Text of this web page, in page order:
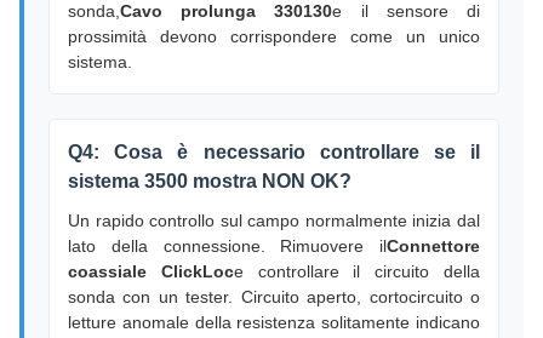
sonda,Cavo prolunga 330130e il sensore di
prossimità devono corrispondere come un unico
sistema.
Q4: Cosa è necessario controllare se il
sistema 3500 mostra NON OK?
Un rapido controllo sul campo normalmente inizia dal
lato della connessione. Rimuovere ilConnettore
coassiale ClickLoce controllare il circuito della
sonda con un tester. Circuito aperto, cortocircuito o
letture anomale della resistenza solitamente indicano